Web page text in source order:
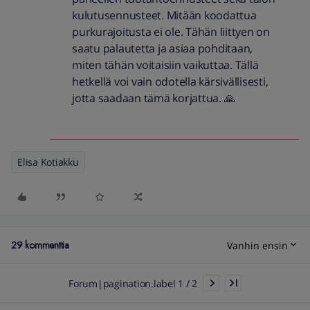
kulutusennusteet. Mitään koodattua
purkurajoitusta ei ole. Tähän liittyen on
saatu palautetta ja asiaa pohditaan,
miten tähän voitaisiin vaikuttaa. Tällä
hetkellä voi vain odotella kärsivällisesti,
jotta saadaan tämä korjattua. 🙏
Elisa Kotiakku
29 kommenttia Vanhin ensin
Forum|pagination.label 1 / 2